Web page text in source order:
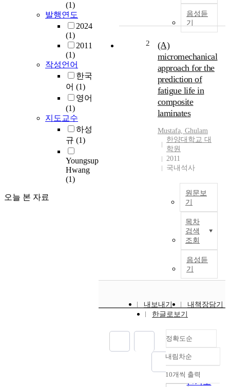
(1)
발행연도
2024
(1)
2011
(1)
작성언어
한국
어 (1)
영어
(1)
지도교수
하성
규 (1)
Youngsup
Hwang
(1)
오늘 본 자료
음성듣
기
c
a
e
e
n
r
2
(A)
micromechanical
approach for the
prediction of
fatigue life in
composite
laminates
Mustafa, Ghulam
한양대학교 대
학원
2011
국내석사
원문보
기
목차
검색
조회
음성듣
기
m
h
c
내보내기
내책장담기
한글로보기
정확도순
정확도
순
인기도
내림차순
내림차순
10개씩 출력